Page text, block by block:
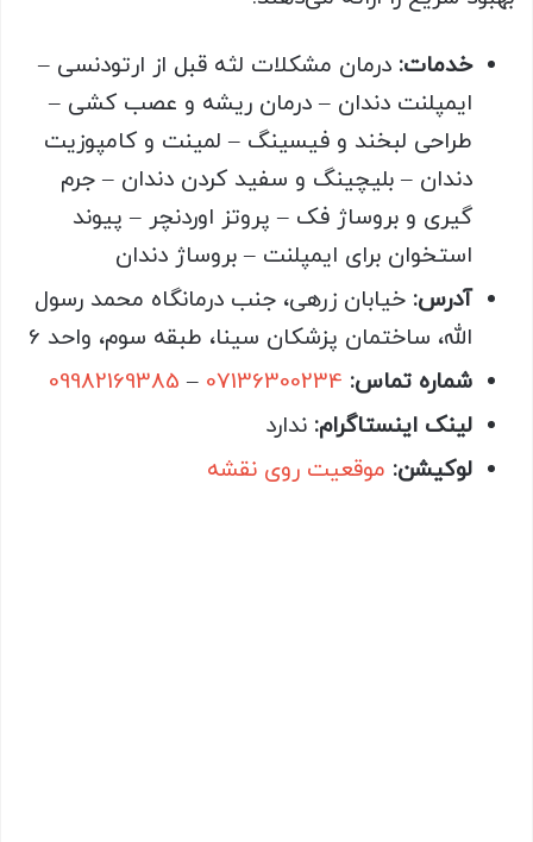
خدمات: درمان مشکلات لثه قبل از ارتودنسی –
ایمپلنت دندان – درمان ریشه و عصب کشی –
طراحی لبخند و فیسینگ – لمینت و کامپوزیت
دندان – بلیچینگ و سفید کردن دندان – جرم
گیری و بروساژ فک – پروتز اوردنچر – پیوند
استخوان برای ایمپلنت – بروساژ دندان
آدرس: خیابان زرهی، جنب درمانگاه محمد رسول
الله، ساختمان پزشکان سینا، طبقه سوم، واحد 6
شماره تماس:
–
09982169385
لینک اینستاگرام: ندارد
لوکیشن: موقعیت روی نقشه